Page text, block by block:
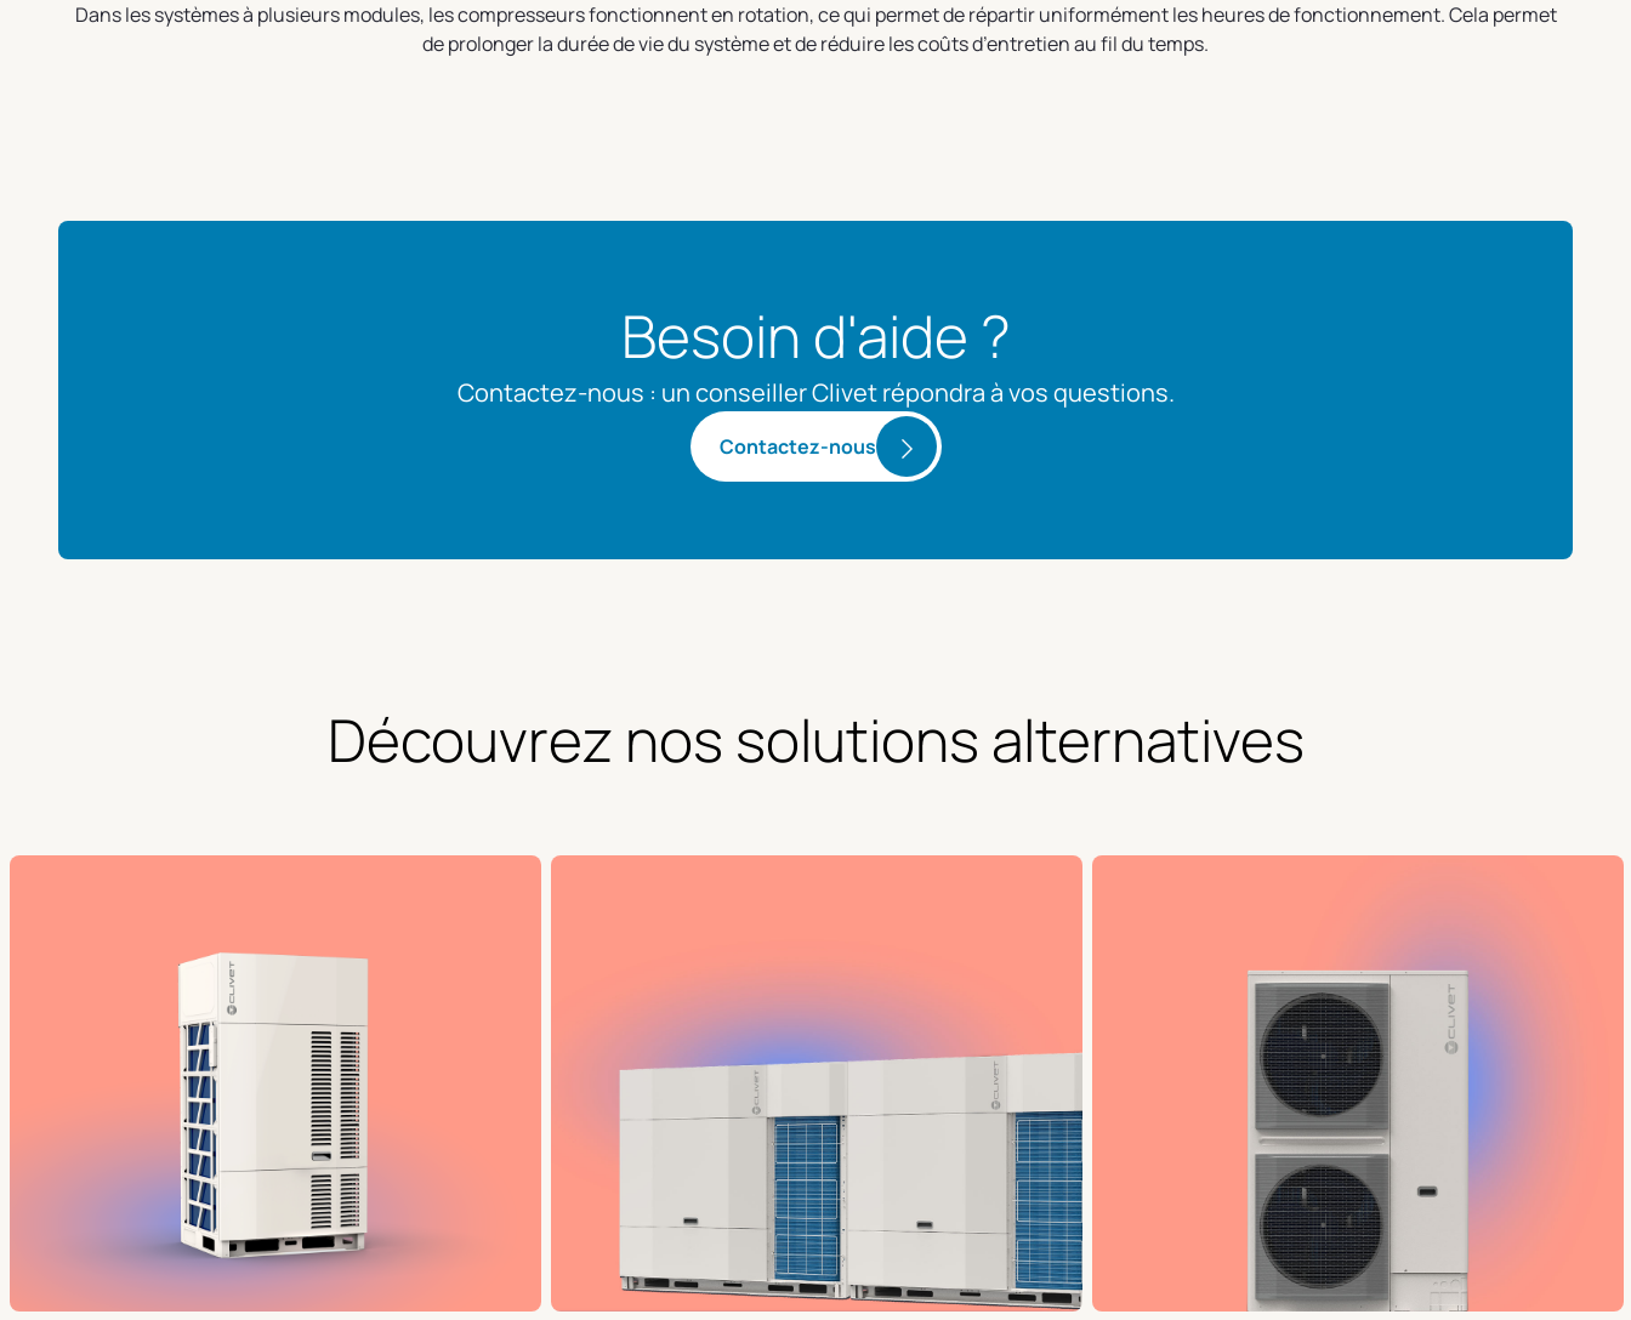
Dans les systèmes à plusieurs modules, les compresseurs fonctionnent en rotation, ce qui permet de répartir uniformément les heures de fonctionnement. Cela permet
de prolonger la durée de vie du système et de réduire les coûts d’entretien au fil du temps.
Besoin d'aide ?
Contactez-nous : un conseiller Clivet répondra à vos questions.
Contactez-nous
Découvrez nos solutions alternatives